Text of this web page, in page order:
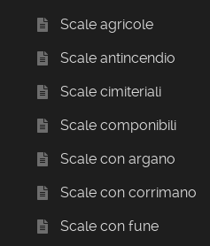
Scale agricole
Scale antincendio
Scale cimiteriali
Scale componibili
Scale con argano
Scale con corrimano
Scale con fune